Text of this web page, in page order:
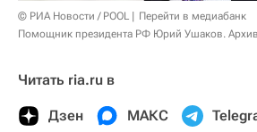
© РИА Новости / POOL
Перейти в медиабанк
Помощник президента РФ Юрий Ушаков.
Читать ria.ru в
Дзен МАКС